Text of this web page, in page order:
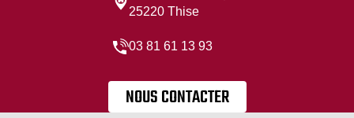
25220 Thise
03 81 61 13 93
NOUS CONTACTER